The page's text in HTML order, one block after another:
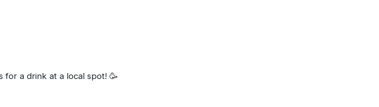
for a drink at a local spot! 🥳